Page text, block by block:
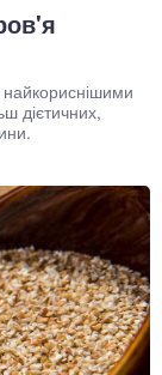
дієтичних,